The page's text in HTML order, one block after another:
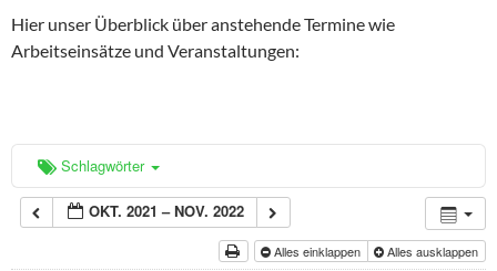
Hier unser Überblick über anstehende Termine wie
Arbeitseinsätze und Veranstaltungen:
Schlagwörter
OKT. 2021 – NOV. 2022
Alles einklappen Alles ausklappen